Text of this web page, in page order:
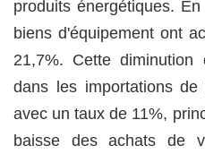
produits énergétiques.
biens d'équipement ont
21,7%. Cette diminution
dans les importations
avec un taux de 11%,
baisse des achats de